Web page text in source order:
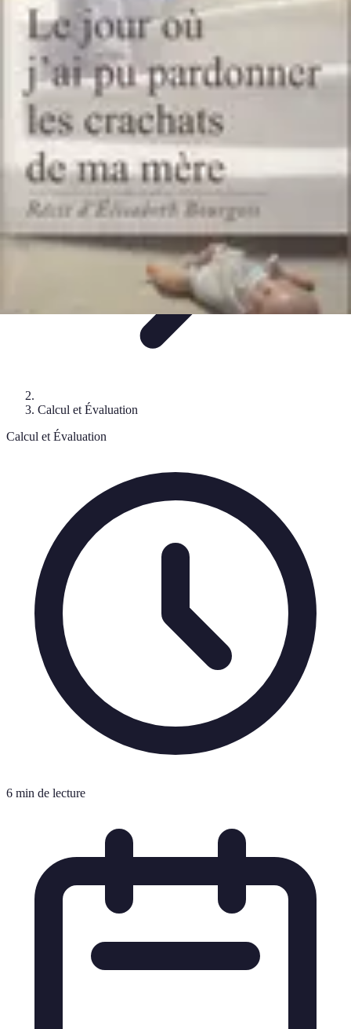
Calculez Votre Rachat
Outils et simulateursCalcul de Rachat
optimisationAstuce et Conseils
Calculez Votre Rachat
Calcul et Évaluation
Calcul et Évaluation
6 min de lecture